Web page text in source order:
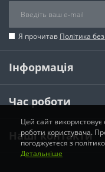
Я прочитав Політика
Інформація
Час роботи
Наші контакти
Цей сайт
роботи користувача.
погоджуєтеся з
Детальніше